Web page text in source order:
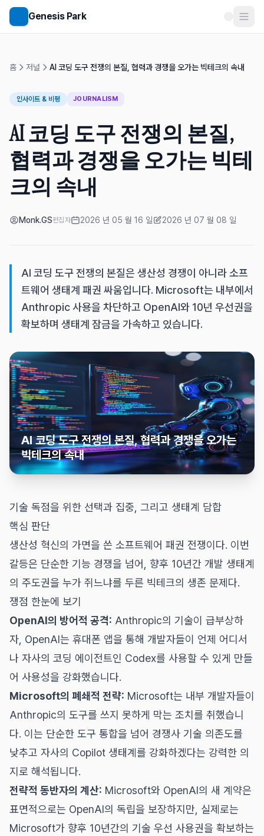
메인 콘텐츠로 건너뛰기
Genesis Park
홈 저널 AI 코딩 도구 전쟁의 본질, 협력과 경쟁을 오가는 빅테크의 속내
인사이트 & 비평 JOURNALISM
AI 코딩 도구 전쟁의 본질,
협력과 경쟁을 오가는 빅테
크의 속내
Monk.GS편집자
게시일
2026 년 05 월 16 일
수정일
2026 년 07 월 08 일
AI 코딩 도구 전쟁의 본질은 생산성 경쟁이 아니라 소프
트웨어 생태계 패권 싸움입니다. Microsoft는 내부에서
Anthropic 사용을 차단하고 OpenAI와 10년 우선권을
확보하며 생태계 잠금을 가속하고 있습니다.
AI 코딩 도구 전쟁의 본질, 협력과 경쟁을 오가는
빅테크의 속내
기술 독점을 위한 선택과 집중, 그리고 생태계 담합
핵심 판단
생산성 혁신의 가면을 쓴 소프트웨어 패권 전쟁이다. 이번
갈등은 단순한 기능 경쟁을 넘어, 향후 10년간 개발 생태계
의 주도권을 누가 쥐느냐를 두른 빅테크의 생존 문제다.
쟁점 한눈에 보기
OpenAI의 방어적 공격: Anthropic의 기술이 급부상하
자, OpenAI는 휴대폰 앱을 통해 개발자들이 언제 어디서
나 자사의 코딩 에이전트인 Codex를 사용할 수 있게 만들
어 사용성을 강화했습니다.
Microsoft의 폐쇄적 전략: Microsoft는 내부 개발자들이
Anthropic의 도구를 쓰지 못하게 막는 조치를 취했습니
다. 이는 단순한 도구 통합을 넘어 경쟁사 기술 의존도를
낮추고 자사의 Copilot 생태계를 강화하겠다는 강력한 의
지로 해석됩니다.
전략적 동반자의 계산: Microsoft와 OpenAI의 새 계약은
표면적으로는 OpenAI의 독립을 보장하지만, 실제로는
Microsoft가 향후 10년간의 기술 우선 사용권을 확보하는